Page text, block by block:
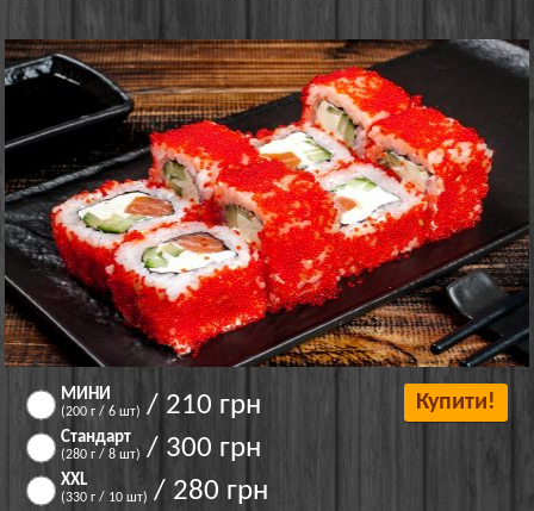
МИНИ
(200 г / 6 шт) / 210 грн
Стандарт
(280 г / 8 шт) / 300 грн
XXL
(330 г / 10 шт) / 280 грн
Купити!